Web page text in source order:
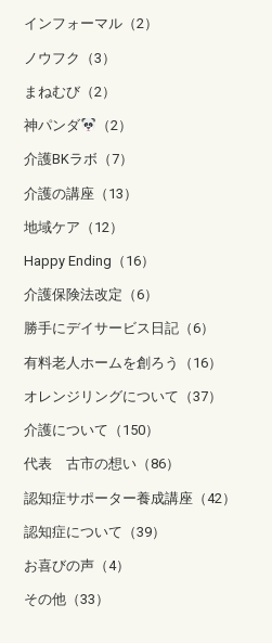
インフォーマル（2）
ノウフク（3）
まねむび（2）
神パンダ （2）
介護BKラボ（7）
介護の講座（13）
地域ケア（12）
Happy Ending（16）
介護保険法改定（6）
勝手にデイサービス日記（6）
有料老人ホームを創ろう（16）
オレンジリングについて（37）
介護について（150）
代表 古市の想い（86）
認知症サポーター養成講座（42）
認知症について（39）
お喜びの声（4）
その他（33）